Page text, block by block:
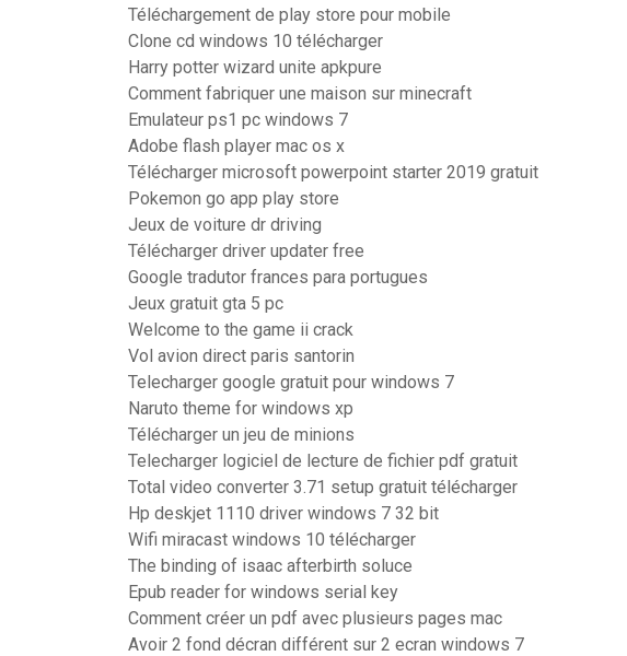
Téléchargement de play store pour mobile
Clone cd windows 10 télécharger
Harry potter wizard unite apkpure
Comment fabriquer une maison sur minecraft
Emulateur ps1 pc windows 7
Adobe flash player mac os x
Télécharger microsoft powerpoint starter 2019 gratuit
Pokemon go app play store
Jeux de voiture dr driving
Télécharger driver updater free
Google tradutor frances para portugues
Jeux gratuit gta 5 pc
Welcome to the game ii crack
Vol avion direct paris santorin
Telecharger google gratuit pour windows 7
Naruto theme for windows xp
Télécharger un jeu de minions
Telecharger logiciel de lecture de fichier pdf gratuit
Total video converter 3.71 setup gratuit télécharger
Hp deskjet 1110 driver windows 7 32 bit
Wifi miracast windows 10 télécharger
The binding of isaac afterbirth soluce
Epub reader for windows serial key
Comment créer un pdf avec plusieurs pages mac
Avoir 2 fond décran différent sur 2 ecran windows 7